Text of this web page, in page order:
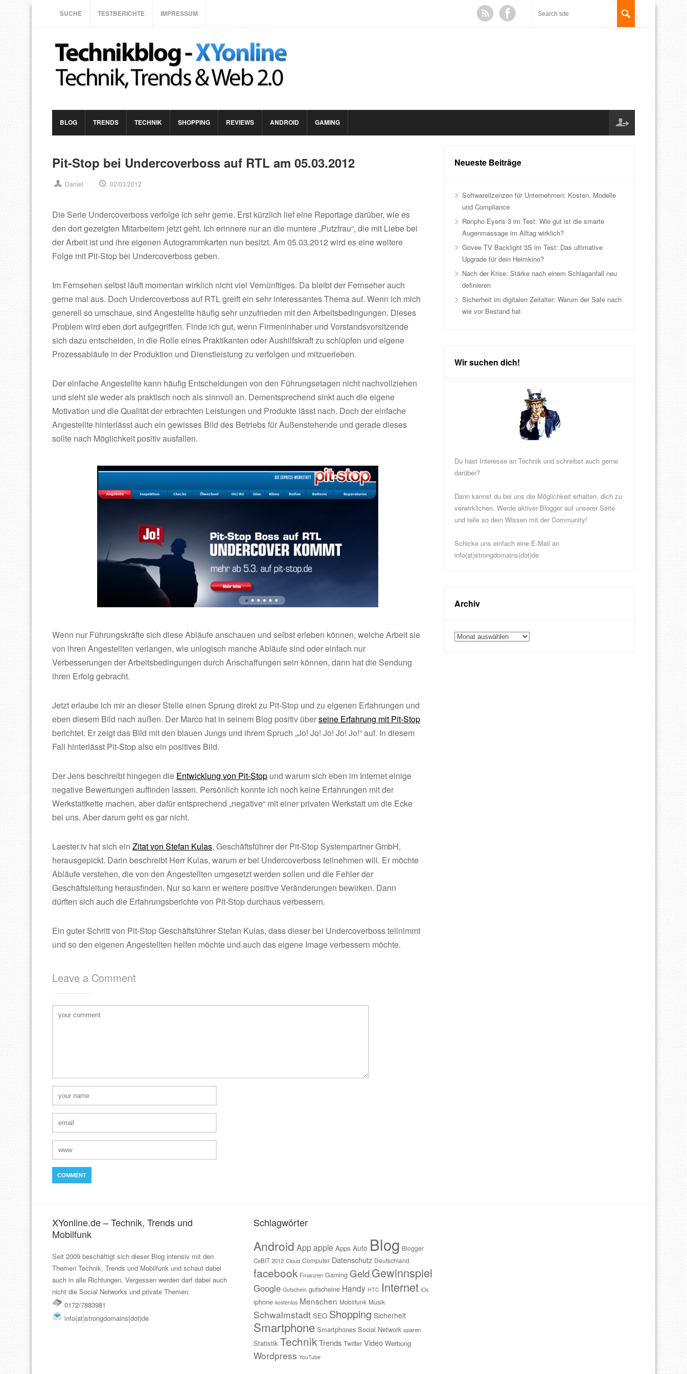
SUCHE TESTBERICHTE IMPRESSUM
BLOG TRENDS TECHNIK SHOPPING REVIEWS ANDROID GAMING
Pit-Stop bei Undercoverboss auf RTL am 05.03.2012
Daniel 02/03/2012
Die Serie Undercoverboss verfolge ich sehr gerne. Erst kürzlich lief eine Reportage darüber, wie es
den dort gezeigten Mitarbeitern jetzt geht. Ich erinnere nur an die muntere „Putzfrau“, die mit Liebe bei
der Arbeit ist und ihre eigenen Autogrammkarten nun besitzt. Am 05.03.2012 wird es eine weitere
Folge mit Pit-Stop bei Undercoverboss geben.
Im Fernsehen selbst läuft momentan wirklich nicht viel Vernünftiges. Da bleibt der Fernseher auch
gerne mal aus. Doch Undercoverboss auf RTL greift ein sehr interessantes Thema auf. Wenn ich mich
generell so umschaue, sind Angestellte häufig sehr unzufrieden mit den Arbeitsbedingungen. Dieses
Problem wird eben dort aufgegriffen. Finde ich gut, wenn Firmeninhaber und Vorstandsvorsitzende
sich dazu entscheiden, in die Rolle eines Praktikanten oder Aushilfskraft zu schlüpfen und eigene
Prozessabläufe in der Produktion und Dienstleistung zu verfolgen und mitzuerleben.
Der einfache Angestellte kann häufig Entscheidungen von den Führungsetagen nicht nachvollziehen
und sieht sie weder als praktisch noch als sinnvoll an. Dementsprechend sinkt auch die eigene
Motivation und die Qualität der erbrachten Leistungen und Produkte lässt nach. Doch der einfache
Angestellte hinterlässt auch ein gewisses Bild des Betriebs für Außenstehende und gerade dieses
sollte nach Möglichkeit positiv ausfallen.
Wenn nur Führungskräfte sich diese Abläufe anschauen und selbst erleben können, welche Arbeit sie
von ihren Angestellten verlangen, wie unlogisch manche Abläufe sind oder einfach nur
Verbesserungen der Arbeitsbedingungen durch Anschaffungen sein können, dann hat die Sendung
ihren Erfolg gebracht.
Jetzt erlaube ich mir an dieser Stelle einen Sprung direkt zu Pit-Stop und zu eigenen Erfahrungen und
eben diesem Bild nach außen. Der Marco hat in seinem Blog positiv überseine Erfahrung mit Pit-Stop
berichtet. Er zeigt das Bild mit den blauen Jungs und ihrem Spruch „Jo! Jo! Jo! Jo! Jo!“ auf. In diesem
Fall hinterlässt Pit-Stop also ein positives Bild.
Der Jens beschreibt hingegen die Entwicklung von Pit-Stop und warum sich eben im Internet einige
negative Bewertungen auffinden lassen. Persönlich konnte ich noch keine Erfahrungen mit der
Werkstattkette machen, aber dafür entsprechend „negative“ mit einer privaten Werkstatt um die Ecke
bei uns. Aber darum geht es gar nicht.
Laester.tv hat sich ein Zitat von Stefan Kulas, Geschäftsführer der Pit-Stop Systempartner GmbH,
herausgepickt. Darin beschreibt Herr Kulas, warum er bei Undercoverboss teilnehmen will. Er möchte
Abläufe verstehen, die von den Angestellten umgesetzt werden sollen und die Fehler der
Geschäftsleitung herausfinden. Nur so kann er weitere positive Veränderungen bewirken. Dann
dürften sich auch die Erfahrungsberichte von Pit-Stop durchaus verbessern.
Ein guter Schritt von Pit-Stop Geschäftsführer Stefan Kulas, dass dieser bei Undercoverboss teilnimmt
und so den eigenen Angestellten helfen möchte und auch das eigene Image verbessern möchte.
Leave a Comment
Neueste Beiträge
Softwarelizenzen für Unternehmen: Kosten, Modelle
und Compliance
Renpho Eyeris 3 im Test: Wie gut ist die smarte
Augenmassage im Alltag wirklich?
Govee TV Backlight 3S im Test: Das ultimative
Upgrade für dein Heimkino?
Nach der Krise: Stärke nach einem Schlaganfall neu
definieren
Sicherheit im digitalen Zeitalter: Warum der Safe nach
wie vor Bestand hat
Wir suchen dich!
Du hast Interesse an Technik und schreibst auch gerne
darüber?
Dann kannst du bei uns die Möglichkeit erhalten, dich zu
verwirklichen. Werde aktiver Blogger auf unserer Seite
und teile so dein Wissen mit der Community!
Schicke uns einfach eine E-Mail an
info(at)strongdomains(dot)de
Archiv
Archiv
XYonline.de – Technik, Trends und
Mobilfunk
Seit 2009 beschäftigt sich dieser Blog intensiv mit den
Themen Technik, Trends und Mobilfunk und schaut dabei
auch in alle Richtungen. Vergessen werden darf dabei auch
nicht die Social Networks und private Themen.
0172/7883981
info(at)strongdomains(dot)de
Schlagwörter
Android Appapple Apps Auto Blog Blogger
CeBIT 2012 Cloud Computer Datenschutz Deutschland
facebook Finanzen Gaming GeldGewinnspiel
Google Gutschein gutscheine Handy HTC Internet iOs
iphone kostenlos Menschen Mobilfunk Musik
Schwalmstadt SEO Shopping Sicherheit
Smartphone Smartphones Social Network sparen
Statistik TechnikTrends Twitter Video Werbung
Wordpress YouTube